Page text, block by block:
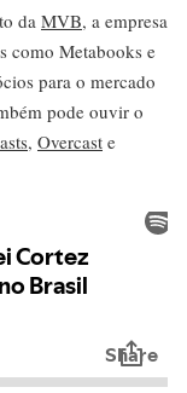
da MVB, a empresa
como Metabooks e
para o mercado
pode ouvir o
, Overcast e